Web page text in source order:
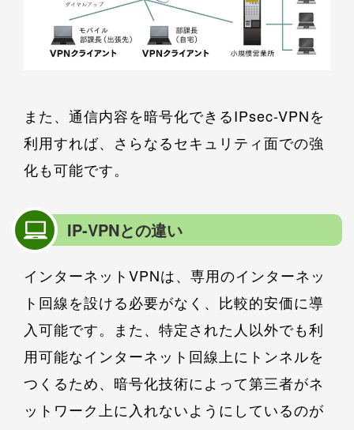
また、通信内容を暗号化できるIPsec-VPNを
利用すれば、さらなるセキュリティ面での強
化も可能です。
IP-VPNとの違い
インターネットVPNは、専用のインターネッ
ト回線を設ける必要がなく、比較的安価に導
入可能です。また、特定された人以外でも利
用可能なインターネット回線上にトンネルを
つくるため、暗号化技術によって第三者がネ
ットワーク上に入れないようにしているのが